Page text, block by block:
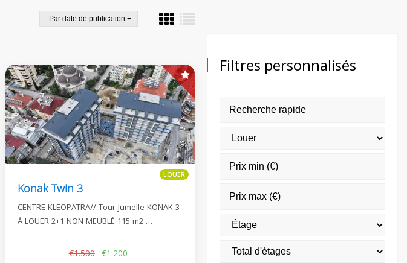
Par date de publication
LOUER
Konak Twin 3
CENTRE KLEOPATRA// Tour Jumelle KONAK 3
À LOUER 2+1 NON MEUBLÉ 115 m2 …
€1.500 €1.200
Filtres personnalisés